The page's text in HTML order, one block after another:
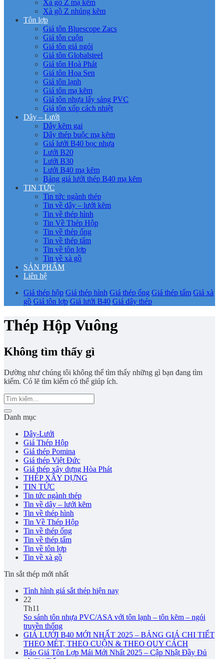
Xà gồ Z mạ kẽm
Xà gồ Z nhúng kẽm
Tôn lợp
Giá tôn Bluescope Zacs
Giá tôn cuộn
Giá tôn giả ngói
Giá tôn Globalsteel
Giá tôn Hoà Phát
Giá tôn Hoa Sen
Giá tôn lạnh
Giá tôn mạ kẽm
Giá tôn nhựa lấy sáng PVC
Giá tôn xốp cách nhiệt
Dây – Lưới
Dây kẽm gai
Dây thép buộc mạ kẽm
Giá lưới B40 bọc nhựa
Lưới B20
Lưới B30
Lưới B40 mạ kẽm
Bảng giá lưới thép B40 mạ kẽm
TIN TỨC
Tin tức ngành thép
Tin về dây – lưới kẽm
Tin về thép hình
Tin Về Thép Hộp
Tin về thép ống
Tin về thép tấm
Tin về tôn lợp
Tin về xà gồ
SẢN PHẨM
Liên hệ
Giá thép hộp Giá thép hình Giá thép ống Giá thép tấm Giá xà
gồ Giá tôn lợp Giá lưới B40 Giá dây thép
Thép Hộp Vuông
Không tìm thấy gì
Dường như chúng tôi không thể tìm thấy những gì bạn đang tìm
kiếm. Có lẽ tìm kiếm có thể giúp ích.
Danh mục
Dây-Lưới
Giá Thép Hộp
Giá thép Pomina
Giá thép Việt Đức
Giá thép xây dựng Hòa Phát
THÉP XÂY DỰNG
TIN TỨC
Tin tức ngành thép
Tin về dây – lưới kẽm
Tin về thép hình
Tin Về Thép Hộp
Tin về thép ống
Tin về thép tấm
Tin về tôn lợp
Tin về xà gồ
Tin sắt thép mới nhất
Tình hình giá sắt thép hiện nay
22
Th11
So sánh tôn nhựa PVC/ASA với tôn lạnh – tôn kẽm – ngói
truyền thống
GIÁ LƯỚI B40 MỚI NHẤT 2025 – BẢNG GIÁ CHI TIẾT
THEO MÉT, THEO CUỘN & THEO QUY CÁCH
Báo Giá Tôn Lợp Mái Mới Nhất 2025 – Cập Nhật Đầy Đủ